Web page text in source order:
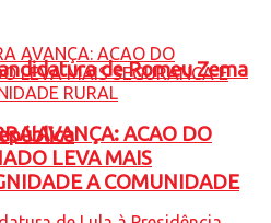
de Romeu Zema
AVANÇA: ACAO DO
LEVA MAIS
A COMUNIDADE